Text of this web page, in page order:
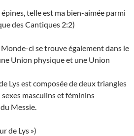
telle est ma bien-aimée parmi
des Cantiques 2:2)
ci se trouve également dans le
Union physique et une Union
Lys est composée de deux triangles
masculins et féminins
Messie.
de Lys »)